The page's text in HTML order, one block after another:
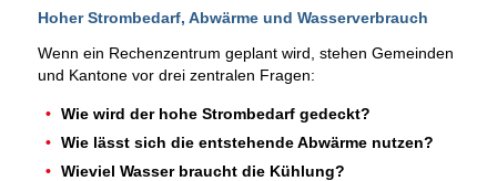
Hoher Strombedarf, Abwärme und Wasserverbrauch
Wenn ein Rechenzentrum geplant wird, stehen Gemeinden
und Kantone vor drei zentralen Fragen:
Wie wird der hohe Strombedarf gedeckt?
Wie lässt sich die entstehende Abwärme nutzen?
Wieviel Wasser braucht die Kühlung?